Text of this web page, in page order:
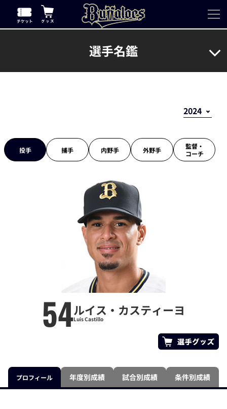
選手名鑑
投手 捕手 内野手 外野手
監督・
コーチ
54ルイス・カスティーヨ
Luis Castillo
プロフィール 年度別成績 試合別成績 条件別成績